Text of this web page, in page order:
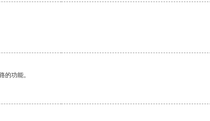
的功能。